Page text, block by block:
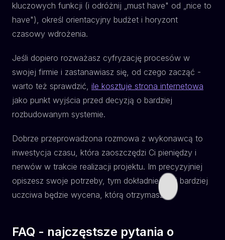
kluczowych funkcji (i odróżnij „must have" od „nice to
have"), określ orientacyjny budżet i horyzont
czasowy wdrożenia.
Jeśli dopiero rozważasz cyfryzację procesów w
swojej firmie i zastanawiasz się, od czego zacząć -
warto też sprawdzić, ile kosztuje strona internetowa
jako punkt wyjścia przed decyzją o bardziej
rozbudowanym systemie.
Dobrze przeprowadzona rozmowa z wykonawcą to
inwestycja czasu, która zaoszczędzi Ci pieniędzy i
nerwów w trakcie realizacji projektu. Im precyzyjniej
opiszesz swoje potrzeby, tym dokładniejsza i bardziej
uczciwa będzie wycena, którą otrzymasz.
FAQ - najczęstsze pytania o